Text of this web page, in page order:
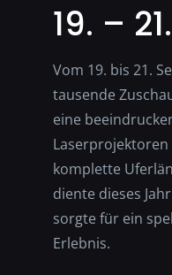
19. –
Vom 19. bis 21.
tausende
eine
komplette
diente dieses
sorgte für ein
Erlebnis.